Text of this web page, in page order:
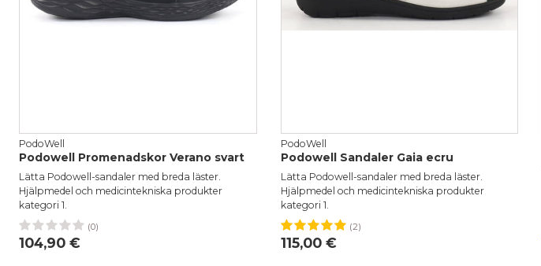
PodoWell
Podowell Promenadskor Verano svart
Lätta Podowell-sandaler med breda läster.
Hjälpmedel och medicintekniska produkter
kategori 1.
41
42 43
(0)
104,90 €
PodoWell
Podowell Sandaler Gaia ecru
Lätta Podowell-sandaler med breda läster.
Hjälpmedel och medicintekniska produkter
kategori 1.
36
37 38
(2)
115,00 €